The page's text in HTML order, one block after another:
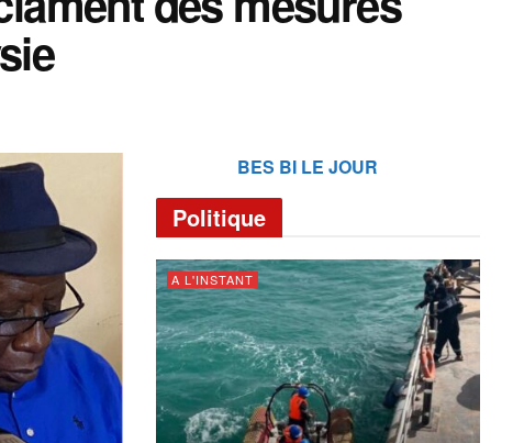
BES BI LE JOUR
Politique
A L'INSTANT